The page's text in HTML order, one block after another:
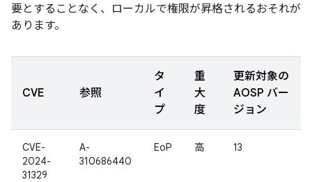
要とすることなく、ローカルで権限が昇格されるおそれが
あります。
CVE 参照
タ
イ
プ
重
大
度
更新対象の
AOSP バー
ジョン
CVE-
2024-
31329
A-
310686440
EoP 高 13